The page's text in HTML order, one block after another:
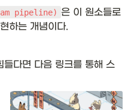
pipeline) 은 이 원소들로
하는 개념이다.
다면 다음 링크를 통해 스